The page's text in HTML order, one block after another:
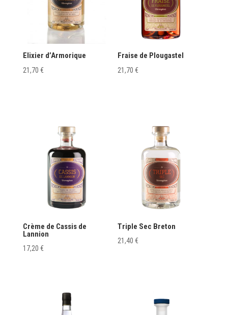
Elixier d’Armorique
21,70 €
Fraise de Plougastel
21,70€
Crème de Cassis de
Lannion
17,20 €
Triple Sec Breton
21,40€